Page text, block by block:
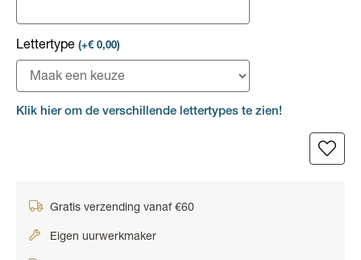
Lettertype (+€ 0,00)
Klik hier om de verschillende lettertypes te zien!
Gratis verzending vanaf €60
Eigen uurwerkmaker